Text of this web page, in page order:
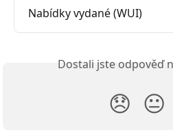
Nabídky vydané (WUI)
Dostali jste odpověď
😞 😐